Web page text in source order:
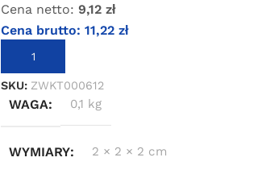
Cena netto: 9,12zł
Cena brutto:11,22zł
DODAJ DO KOSZYKA
SKU: ZWKT000612
WAGA 0,1 kg
WYMIARY 2 × 2 × 2 cm